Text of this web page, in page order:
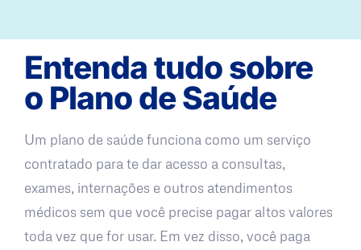
Entenda tudo sobre
o Plano de Saúde
Um plano de saúde funciona como um serviço
contratado para te dar acesso a consultas,
exames, internações e outros atendimentos
médicos sem que você precise pagar altos valores
toda vez que for usar. Em vez disso, você paga